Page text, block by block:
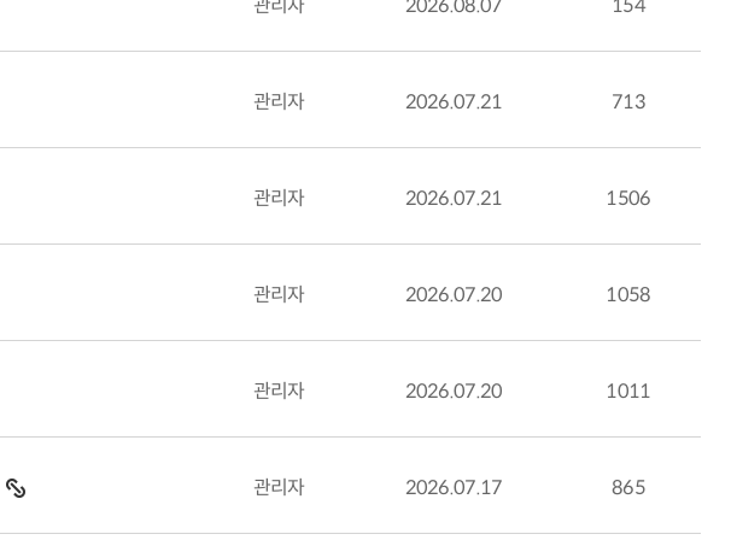
관리자 2026.08.07 154
관리자 2026.07.21 713
관리자 2026.07.21 1506
관리자 2026.07.20 1058
관리자 2026.07.20 1011
관리자 2026.07.17 865